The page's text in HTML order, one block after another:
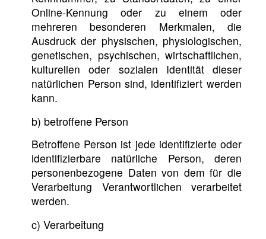
Online-Kennung oder zu einem oder
mehreren besonderen Merkmalen, die
Ausdruck der physischen, physiologischen,
genetischen, psychischen, wirtschaftlichen,
kulturellen oder sozialen Identität dieser
natürlichen Person sind, identifiziert werden
kann.
b) betroffene Person
Betroffene Person ist jede identifizierte oder
identifizierbare natürliche Person, deren
personenbezogene Daten von dem für die
Verarbeitung Verantwortlichen verarbeitet
werden.
c) Verarbeitung